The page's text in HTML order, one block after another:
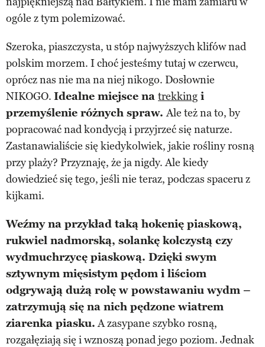
ogóle z tym polemizować.
Szeroka, piaszczysta, u stóp najwyższych klifów nad
polskim morzem. I choć jesteśmy tutaj w czerwcu,
oprócz nas nie ma na niej nikogo. Dosłownie
NIKOGO. Idealne miejsce na trekking i
przemyślenie różnych spraw.Ale też na to, by
popracować nad kondycją i przyjrzeć się naturze.
Zastanawialiście się kiedykolwiek, jakie rośliny rosną
przy plaży? Przyznaję, że ja nigdy. Ale kiedy
dowiedzieć się tego, jeśli nie teraz, podczas spaceru z
kijkami.
Weźmy na przykład taką hokenię piaskową,
rukwiel nadmorską, solankę kolczystą czy
wydmuchrzycę piaskową. Dzięki swym
sztywnym mięsistym pędom i liściom
odgrywają dużą rolę w powstawaniu wydm –
zatrzymują się na nich pędzone wiatrem
ziarenka piasku.A zasypane szybko rosną,
rozgałęziają się i wznoszą ponad jego poziom. Jednak